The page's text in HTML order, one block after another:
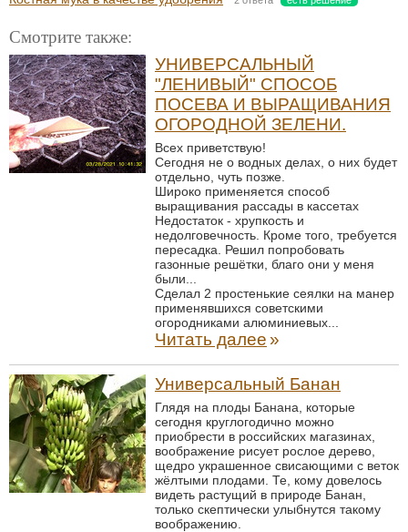
Смотрите также:
УНИВЕРСАЛЬНЫЙ
"ЛЕНИВЫЙ" СПОСОБ
ПОСЕВА И ВЫРАЩИВАНИЯ
ОГОРОДНОЙ ЗЕЛЕНИ.
Всех приветствую!
Сегодня не о водных делах, о них будет
отдельно, чуть позже.
Широко применяется способ
выращивания рассады в кассетах
Недостаток - хрупкость и
недолговечность. Кроме того, требуется
пересадка. Решил попробовать
газонные решётки, благо они у меня
были...
Сделал 2 простенькие сеялки на манер
применявшихся советскими
огородниками алюминиевых...
Читать далее»
Универсальный Банан
Глядя на плоды Банана, которые
сегодня круглогодично можно
приобрести в российских магазинах,
воображение рисует рослое дерево,
щедро украшенное свисающими с веток
жёлтыми плодами. Те, кому довелось
видеть растущий в природе Банан,
только скептически улыбнутся такому
воображению.